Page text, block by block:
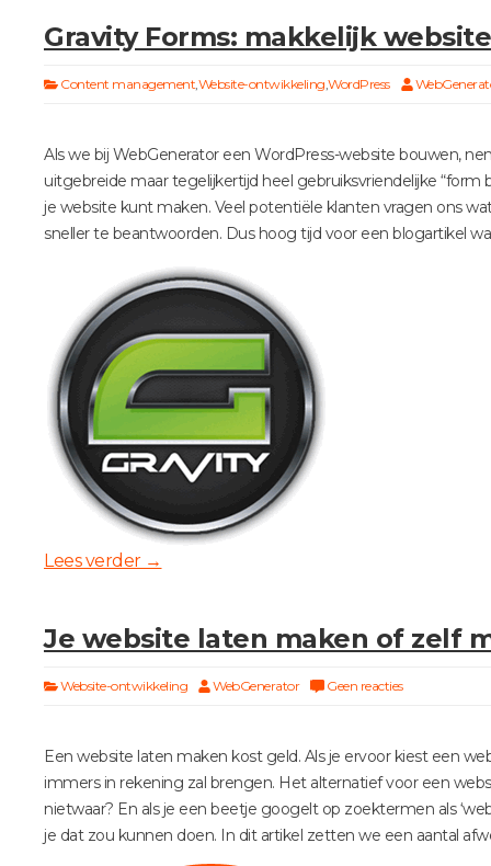
Gravity Forms: makkelijk
Content management,Website-ontwikkeling,WordPress
Als we bij WebGenerator een WordPress-website bouwen,
uitgebreide maar tegelijkertijd heel gebruiksvriendelijke
je website kunt maken. Veel potentiële klanten vragen ons
sneller te beantwoorden. Dus hoog tijd voor een blogartikel
Lees verder →
Je website laten maken of zelf
Website-ontwikkeling WebGenerator Geen reacties
Een website laten maken kost geld. Als je ervoor kiest een
immers in rekening zal brengen. Het alternatief voor een
nietwaar? En als je een beetje googelt op zoektermen als
je dat zou kunnen doen. In dit artikel zetten we een aantal